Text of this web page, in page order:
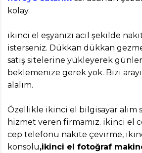
kolay.
ikinci el eşyanızı acil şekilde
isterseniz. Dükkan dükkan
satış sitelerine yükleyerek
beklemenize gerek yok. Bizi
alalım.
Özellikle ikinci el bilgisayar alım
hizmet veren firmamız. ikinci el
cep telefonu nakite çevirme,
konsolu,ikinci el fotoğraf